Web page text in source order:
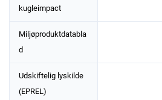
kugleimpact
Miljøproduktdatabla
d
Udskiftelig lyskilde
(EPREL)